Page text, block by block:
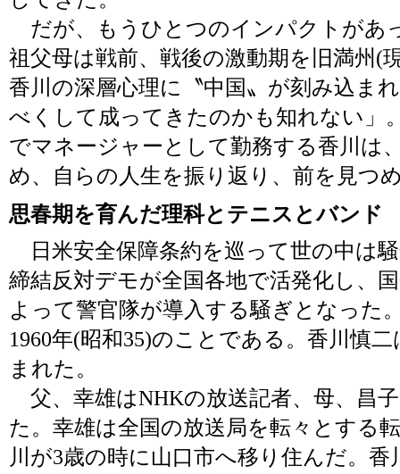
だが、もうひとつのインパクトがあ
祖父母は戦前、戦後の激動期を旧満州(
香川の深層心理に〝中国〟が刻み込ま
べくして成ってきたのかも知れない」
でマネージャーとして勤務する香川は
め、自らの人生を振り返り、前を見つ
思春期を育んだ理科とテニスとバンド
日米安全保障条約を巡って世の中は
締結反対デモが全国各地で活発化し、
よって警官隊が導入する騒ぎとなった
1960年(昭和35)のことである。香川慎
まれた。
父、幸雄はNHKの放送記者、母、昌
た。幸雄は全国の放送局を転々とする
川が3歳の時に山口市へ移り住んだ。